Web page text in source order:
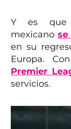
Y es que
mexicano
en su
Europa.
Premier
servicios.